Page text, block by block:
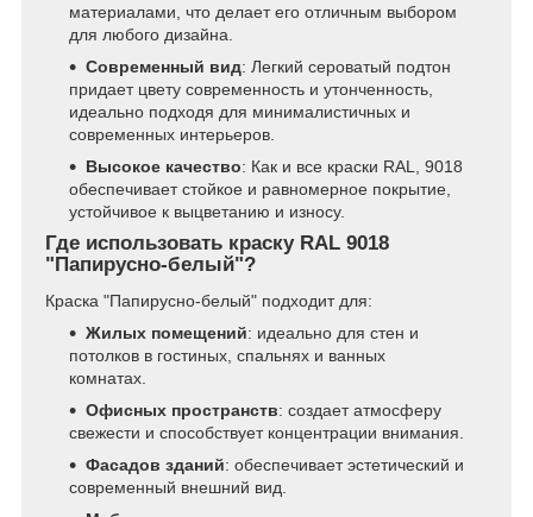
материалами, что делает его отличным выбором
для любого дизайна.
Современный вид: Легкий сероватый подтон
придает цвету современность и утонченность,
идеально подходя для минималистичных и
современных интерьеров.
Высокое качество: Как и все краски RAL, 9018
обеспечивает стойкое и равномерное покрытие,
устойчивое к выцветанию и износу.
Где использовать краску RAL 9018
"Папирусно-белый"?
Краска "Папирусно-белый" подходит для:
Жилых помещений: идеально для стен и
потолков в гостиных, спальнях и ванных
комнатах.
Офисных пространств: создает атмосферу
свежести и способствует концентрации внимания.
Фасадов зданий: обеспечивает эстетический и
современный внешний вид.